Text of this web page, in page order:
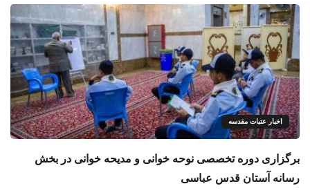
اخبار عتبات مقدسه
برگزاری دوره تخصصی نوحه خوانی و مدیحه خوانی در بخش
رسانه آستان قدس عباسی